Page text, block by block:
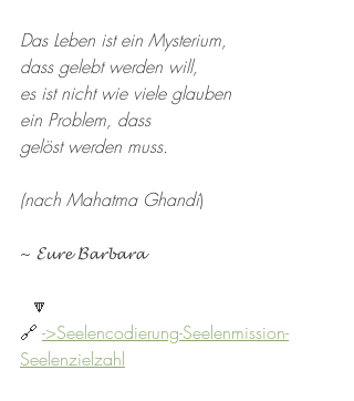
Das Leben ist ein Mysterium,
dass gelebt werden will,
es ist nicht wie viele glauben
ein Problem, dass
gelöst werden muss.
(nach Mahatma Ghandi)
~ 𝓔𝓾𝓻𝓮 𝓑𝓪𝓻𝓫𝓪𝓻𝓪
🔽
🔗 ->Seelencodierung-Seelenmission-
Seelenzielzahl